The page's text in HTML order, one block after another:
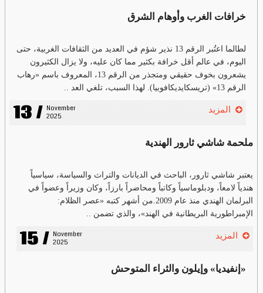
خرافات الغرب وأوهام الشرق
لطالما اعتُبر الرقم 13 نذير شؤم في العديد من الثقافات الغربية، حتى
اليوم، في عالم أقل خرافة بكثير مما كان عليه، ولا يزال الكثيرون
يشعرون بخوف حقيقي ومتجذر من الرقم 13، المعروف باسم «رهاب
الرقم 13» (تريسكايديكافوبيا). لهذا السبب، تلغي العد ..
13 / November
2025
المزيد
ملحمة شاشي ثارور الهندية
يعتبر شاشي ثارور، الباحث في الديانات والتراث والسياسة، سياسياً
هندياً لامعاً، ودبلوماسياً وكاتباً ومحاضراً بارزاً، وكان وزيراً وعضواً في
البرلمان الهندي منذ عام 2009.من أشهر كتبه «عصر الظلام:
الإمبراطورية البريطانية في الهند»، والذي تضمن ..
15 / November
2025
المزيد
«إنفيديا» وإيلون والثراء المتوحش